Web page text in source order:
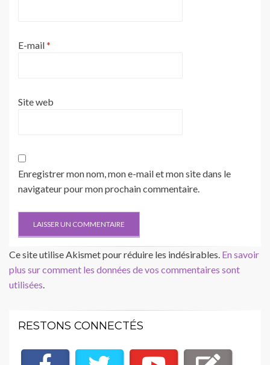
E-mail*
Site web
Enregistrer mon nom, mon e-mail et mon site dans le
navigateur pour mon prochain commentaire.
Ce site utilise Akismet pour réduire les indésirables. En savoir
plus sur comment les données de vos commentaires sont
utilisées.
RESTONS CONNECTÉS